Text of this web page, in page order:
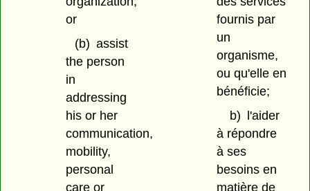
or
(b) assist
the person
in
addressing
his or her
communication,
mobility,
personal
care or
fournis par
un
organisme,
ou qu'elle en
bénéficie;
b)
l'aider
à répondre
à ses
besoins en
matière de